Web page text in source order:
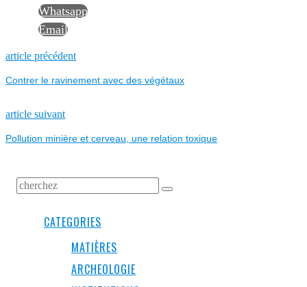
Whatsapp
Email
NAVIGATION
DE
L’ARTICLE
article précédentPrevious
Contrer le ravinement avec des végétaux
article suivantNext
Pollution minière et cerveau, une relation toxique
CATEGORIES
MATIÈRES
ARCHEOLOGIE